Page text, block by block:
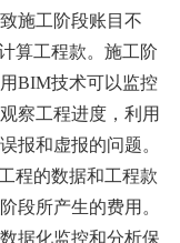
施工阶段账目不
算工程款。施工阶
BIM技术可以监控
察工程进度，利用
报和虚报的问题。
程的数据和工程款
段所产生的费用。
据化监控和分析保